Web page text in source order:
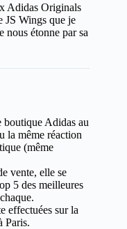
Adidas Originals
JS Wings que je
nous étonne par sa
boutique Adidas au
la même réaction
(même
vente, elle se
5 des meilleures
effectuées sur la
Paris.